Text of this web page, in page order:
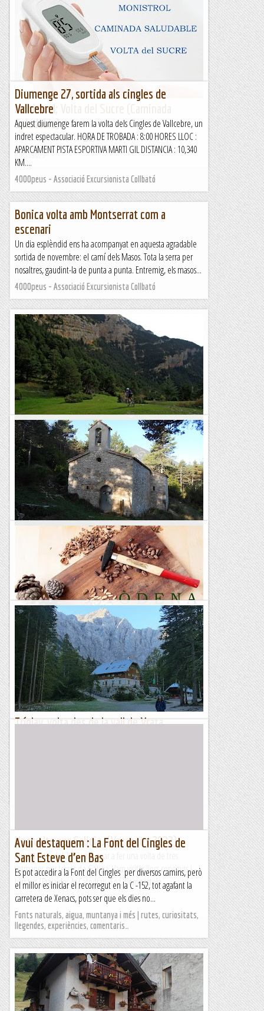
Monistrolet ; Volta pels seus indrets
&nb...
Kimisades
Monistrol; Volta del Sucre (Caminada
Saludable)
&nb...
Kimisades
Diumenge 27, sortida als cingles de
Vallcebre
Aquest diumenge farem la volta dels Cingles de Vallcebre, un
indret espectacular. HORA DE TROBADA : 8:00 HORES LLOC :
APARCAMENT PISTA ESPORTIVA MARTI GIL DISTANCIA : 10,340
KM....
4000peus - Associació Excursionista Collbató
Bonica volta amb Montserrat com a
escenari
Un dia esplèndid ens ha acompanyat en aquesta agradable
sortida de novembre: el camí dels Masos. Tota la serra per
nosaltres, gaudint-la de punta a punta. Entremig, els masos...
4000peus - Associació Excursionista Collbató
BTT – Volta a la Serra d’Ensija
Dijous 27 octubre 2022 Vallcebre, Font Freda, el Portet, Les
Collades, Portell dels Terrers, Peguera, Creu de Fumanya,
Jaciment Paleontològic de Fumanya,...
Esqui Montseny
Els cingles de Vallcebre
17,2 kms. 5 hores i 632 metres de desnivell positiu. Vaig veure
aquesta ruta en el Vèrtex 301 de maig-juny 2022. A Vallcebre
hi he estat algunes vegades per participar en...
Fragments de camins i curses
Òdena . Volta dels Pinyoners
&nb...
Kimisades
Tríglav, volta des de la vall de Vrata
Una volta per Galicia. (Vacances 2022)
Aquest estiu del 2022 vam anar a fer una volta de tres
setmanes per terres de Galicia. Vam visitar llocs coneguts i
turístics (Praia des As Catedrais, Foz, Compostela,...
Ãrrius Team
Avui destaquem : La Font del Cingles de
Sant Esteve d’en Bas
Es pot accedir a la Font del Cingles per diversos camins, però
el millor es iniciar el recorregut en la C -152, tot agafant la
carretera de Xenacs, pots ser que els dies no...
Fonts naturals, aigua, muntanya i més | rutes, curiositats,
llegendes, experiències, comentaris…